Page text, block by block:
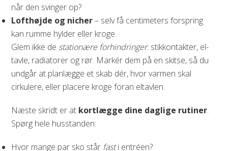
når den svinger op?
Lofthøjde og nicher– selv få centimeters forspring
kan rumme hylder eller kroge.
Glem ikke de stationære forhindringer: stikkontakter, el-
tavle, radiatorer og rør. Markér dem på en skitse, så du
undgår at planlægge et skab dér, hvor varmen skal
cirkulere, eller placere kroge foran eltavlen.
Næste skridt er at kortlægge dine daglige rutiner.
Spørg hele husstanden:
Hvor mange par sko står fasti entréen?